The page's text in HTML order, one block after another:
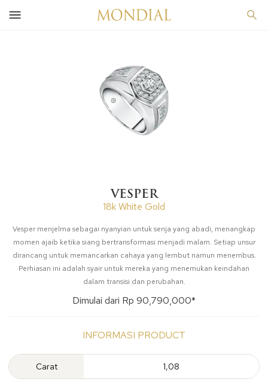
VESPER
18k White Gold
Vesper menjelma sebagai nyanyian untuk senja yang abadi, menangkap
momen ajaib ketika siang bertransformasi menjadi malam. Setiap unsur
dirancang untuk memancarkan cahaya yang lembut namun menembus.
Perhiasan ini adalah syair untuk mereka yang menemukan keindahan
dalam transisi dan perubahan.
Dimulai dari Rp 90,790,000*
INFORMASI PRODUCT
Carat 1,08